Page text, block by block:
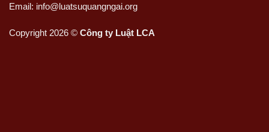
Email: info@luatsuquangngai.org
Copyright 2026 © Công ty Luật LCA